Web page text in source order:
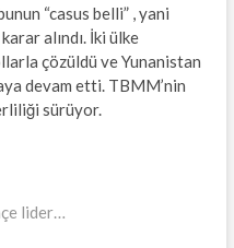
“casus belli” , yani
alındı. İki ülke
çözüldü ve Yunanistan
devam etti. TBMM’nin
sürüyor.
lider…